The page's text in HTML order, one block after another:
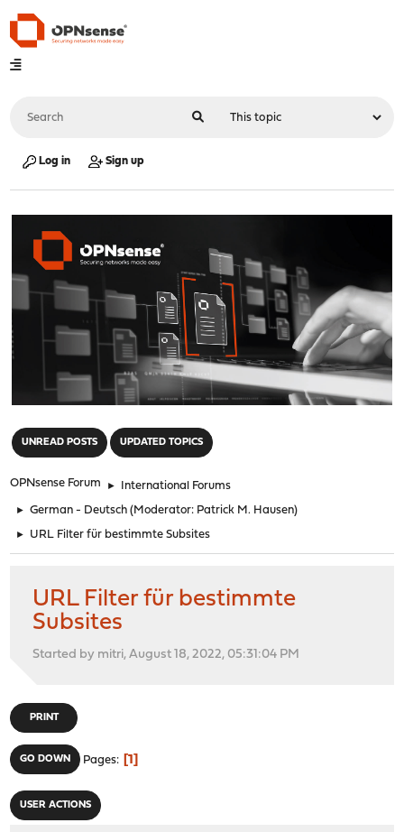
Log in Sign up
UNREAD POSTS UPDATED TOPICS
OPNsense Forum ► International Forums
► German - Deutsch (Moderator: Patrick M. Hausen)
► URL Filter für bestimmte Subsites
URL Filter für bestimmte
Subsites
Started by mitri, August 18, 2022, 05:31:04 PM
PRINT
GO DOWN Pages 1
USER ACTIONS